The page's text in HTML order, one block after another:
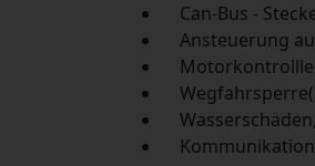
Can-Bus -
Ansteuerung